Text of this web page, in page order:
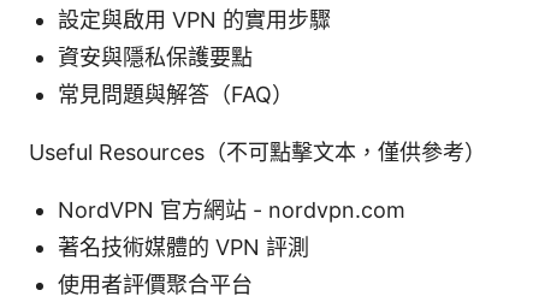
設定與啟用 VPN 的實用步驟
資安與隱私保護要點
常見問題與解答（FAQ）
Useful Resources（不可點擊文本，僅供參考）
NordVPN 官方網站 - nordvpn.com
著名技術媒體的 VPN 評測
使用者評價聚合平台